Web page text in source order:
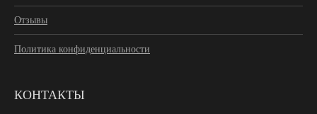
Отзывы
Политика конфиденциальности
КОНТАКТЫ